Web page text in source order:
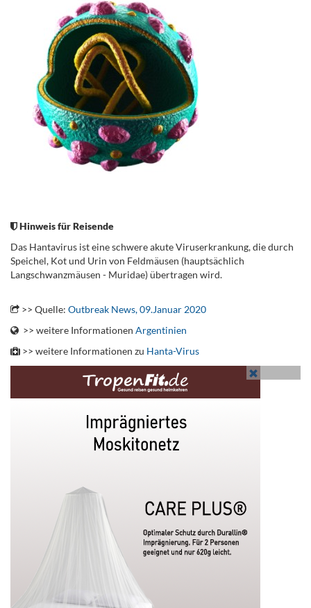
Hinweis für Reisende
Das Hantavirus ist eine schwere akute Viruserkrankung, die durch
Speichel, Kot und Urin von Feldmäusen (hauptsächlich
Langschwanzmäusen - Muridae) übertragen wird.
>> Quelle: Outbreak News, 09.Januar 2020
>> weitere Informationen Argentinien
>> weitere Informationen zu Hanta-Virus